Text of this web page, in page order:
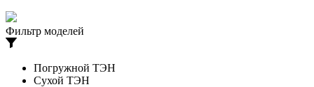
Фильтр моделей
Погружной ТЭН
Сухой ТЭН